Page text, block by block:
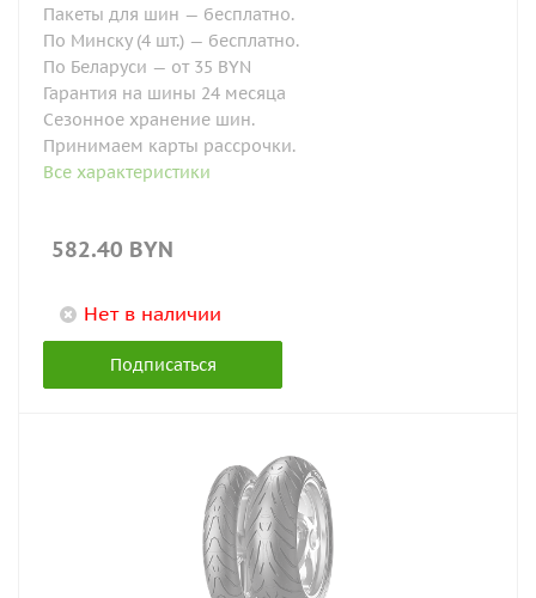
Пакеты для шин — бесплатно.
По Минску (4 шт.) — бесплатно.
По Беларуси — от 35 BYN
Гарантия на шины 24 месяца
Сезонное хранение шин.
Принимаем карты рассрочки.
Все характеристики
582.40 BYN
Нет в наличии
Подписаться